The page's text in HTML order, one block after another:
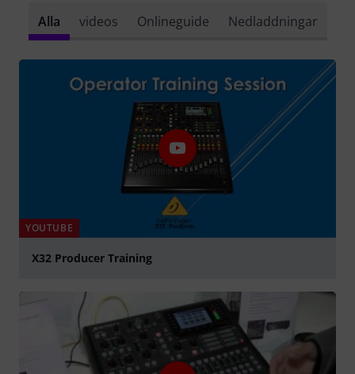
Alla videos Onlineguide Nedladdningar
YOUTUBE
X32 Producer Training